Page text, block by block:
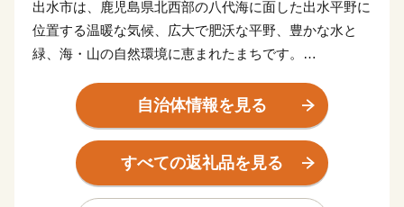
出水市は、鹿児島県北西部の八代海に面した出水平野に
位置する温暖な気候、広大で肥沃な平野、豊かな水と
緑、海・山の自然環境に恵まれたまちです。
冬地(国の特別天然記念物に指定)や江戸時代、要衝の地
として薩摩藩最大の外城が置かれた、
出水麓武家屋敷群(国の重要伝統的建造物保存地区に選
定)などを有しており、往時の面影が今も残る「ツルと
自治体情報を見る
すべての返礼品を見る